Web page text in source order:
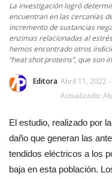
La investigación logró
encuentran en las cercanías
incremento de sustancias
enzimas relacionadas al
hemos encontrado otros
“heat shot proteins”, que son
Editora Abril 11, 2022
Actualizado:
El estudio, realizado por
daño que generan las
tendidos eléctricos a los
baja en esta población.